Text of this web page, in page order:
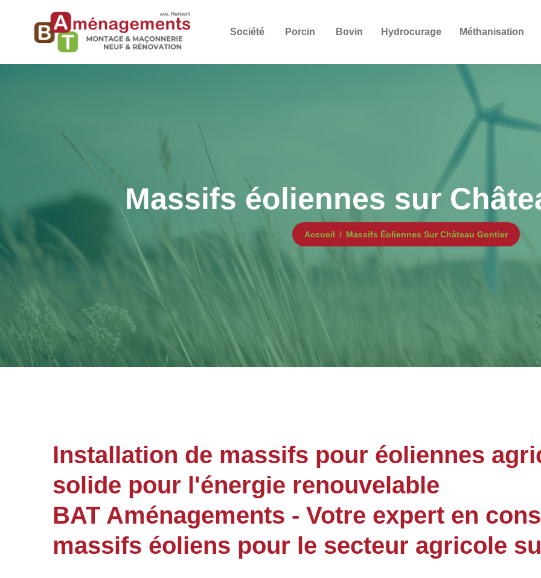
Société Porcin Bovin Hydrocurage Méthanisation
Massifs éoliennes sur
Accueil Massifs Éoliennes Sur Château Gontier
Installation de massifs pour éoliennes
solide pour l'énergie renouvelable
BAT Aménagements - Votre expert en
massifs éoliens pour le secteur agricole